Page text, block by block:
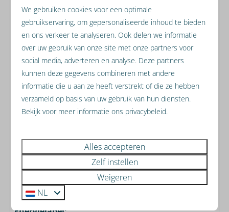
🍗BBQ of gourmetbestellen?
➡️ Alles regelt u gemakkelijk via onze app
Daarnaast profiteert u van aantrekkelijke kortingen
tickets voor Gaia Zoo Thermae 2000
gereduceerd tarief voor een ronde golf bijHet Rijk
van Margraten .
Alles voor een onbezorgde vakantie
Op Resort Mooi Bemelen combineert u het beste van
Limburg: prachtige natuur én rijke cultuur. Geniet van
een ontspannen verblijf midden in het unieke
Limburgse heuvellandschap.
We gebruiken cookies voor een optimale
gebruikservaring, om gepersonaliseerde inhoud te bieden
en ons verkeer te analyseren. Ook delen we informatie
over uw gebruik van onze site met onze partners voor
social media, adverteren en analyse. Deze partners
kunnen deze gegevens combineren met andere
informatie die u aan ze heeft verstrekt of die ze hebben
verzameld op basis van uw gebruik van hun diensten.
Bekijk voor meer informatie ons privacybeleid.
Alles accepteren
Zelf instellen
Weigeren
NL